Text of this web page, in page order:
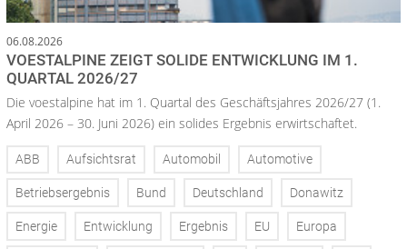
06.08.2026
VOESTALPINE ZEIGT SOLIDE ENTWICKLUNG IM 1.
QUARTAL 2026/27
Die voestalpine hat im 1. Quartal des Geschäftsjahres 2026/27 (1.
April 2026 – 30. Juni 2026) ein solides Ergebnis erwirtschaftet.
ABB Aufsichtsrat Automobil Automotive
Betriebsergebnis Bund Deutschland Donawitz
Energie Entwicklung Ergebnis EU Europa